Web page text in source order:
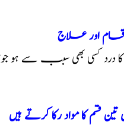
اور علاج
کا درد کسی بھی سبب سے ہو
قسم کا مواد رکا کرتے ہیں